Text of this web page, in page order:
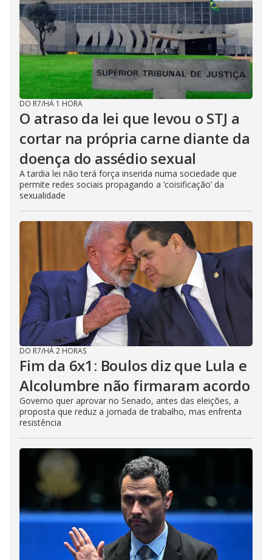
DO R7/HÁ 1 HORA
O atraso da lei que levou o STJ a
cortar na própria carne diante da
doença do assédio sexual
A tardia lei não terá força inserida numa sociedade que
permite redes sociais propagando a ‘coisificação’ da
sexualidade
DO R7/HÁ 2 HORAS
Fim da 6x1: Boulos diz que Lula e
Alcolumbre não firmaram acordo
Governo quer aprovar no Senado, antes das eleições, a
proposta que reduz a jornada de trabalho, mas enfrenta
resistência